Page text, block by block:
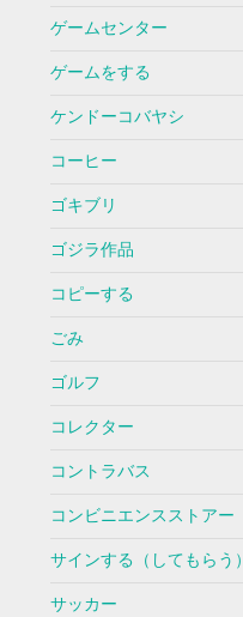
ゲームセンター
ゲームをする
ケンドーコバヤシ
コーヒー
ゴキブリ
ゴジラ作品
コピーする
ごみ
ゴルフ
コレクター
コントラバス
コンビニエンスストアー
サインする（してもらう）
サッカー